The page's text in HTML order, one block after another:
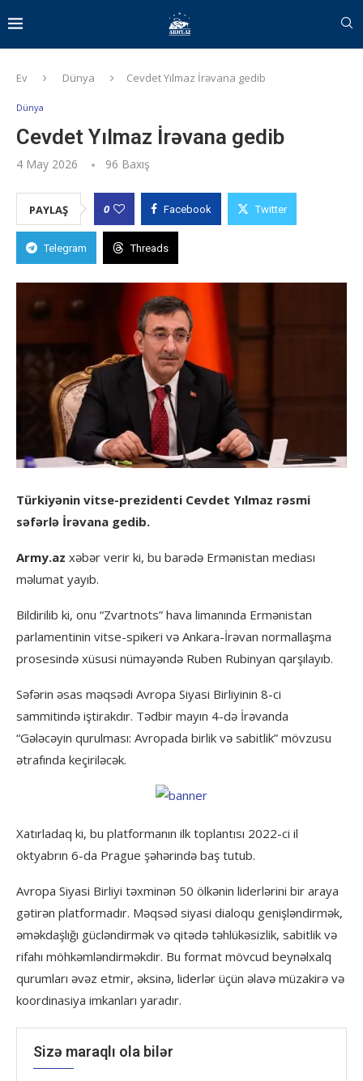
Ev Dünya Cevdet Yılmaz İrəvana gedib
Dünya
Cevdet Yılmaz İrəvana gedib
4 May 2026 96 Baxış
PAYLAŞ 0 Facebook Twitter
Telegram Threads
Türkiyənin vitse-prezidenti Cevdet Yılmaz rəsmi
səfərlə İrəvana gedib.
Army.az xəbər verir ki, bu barədə Ermənistan mediası
məlumat yayıb.
Bildirilib ki, onu “Zvartnots” hava limanında Ermənistan
parlamentinin vitse-spikeri və Ankara-İrəvan normallaşma
prosesində xüsusi nümayəndə Ruben Rubinyan qarşılayıb.
Səfərin əsas məqsədi Avropa Siyasi Birliyinin 8-ci
sammitində iştirakdır. Tədbir mayın 4-də İrəvanda
“Gələcəyin qurulması: Avropada birlik və sabitlik” mövzusu
ətrafında keçiriləcək.
Xatırladaq ki, bu platformanın ilk toplantısı 2022-ci il
oktyabrın 6-da Prague şəhərində baş tutub.
Avropa Siyasi Birliyi təxminən 50 ölkənin liderlərini bir araya
gətirən platformadır. Məqsəd siyasi dialoqu genişləndirmək,
əməkdaşlığı gücləndirmək və qitədə təhlükəsizlik, sabitlik və
rifahı möhkəmləndirməkdir. Bu format mövcud beynəlxalq
qurumları əvəz etmir, əksinə, liderlər üçün əlavə müzakirə və
koordinasiya imkanları yaradır.
Sizə maraqlı ola bilər